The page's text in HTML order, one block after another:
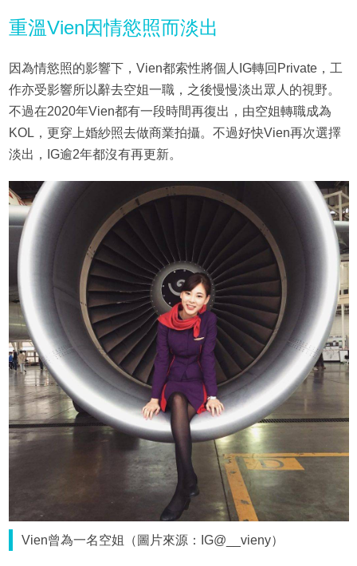
重溫Vien因情慾照而淡出
因為情慾照的影響下，Vien都索性將個人IG轉回Private，工
作亦受影響所以辭去空姐一職，之後慢慢淡出眾人的視野。
不過在2020年Vien都有一段時間再復出，由空姐轉職成為
KOL，更穿上婚紗照去做商業拍攝。不過好快Vien再次選擇
淡出，IG逾2年都沒有再更新。
Vien曾為一名空姐（圖片來源：IG@__vieny）